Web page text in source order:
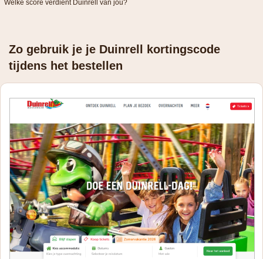
Welke score verdient Duinrell van jou?
Zo gebruik je je Duinrell kortingscode
tijdens het bestellen